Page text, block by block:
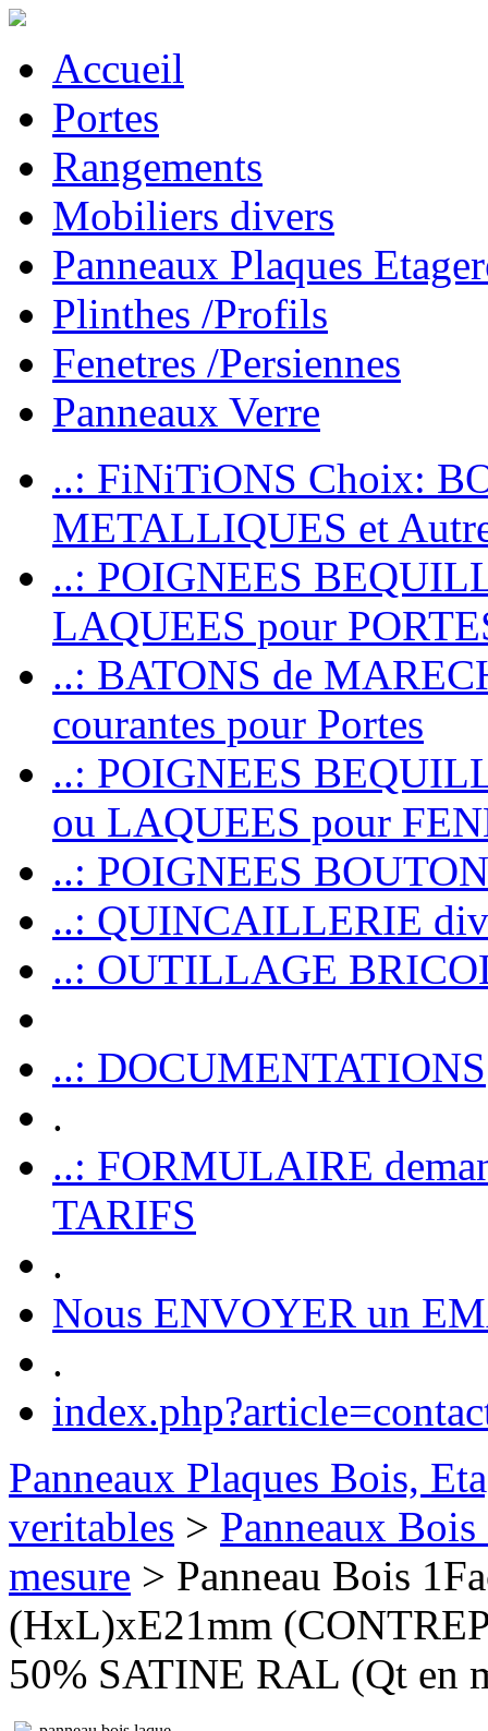
Accueil
Portes
Rangements
Mobiliers divers
Panneaux Plaques
Plinthes /Profils
Fenetres /Persiennes
Panneaux Verre
..: FiNiTiONS Choix:
METALLIQUES et
..: POIGNEES
LAQUEES pour
..: BATONS de
courantes pour Portes
..: POIGNEES
ou LAQUEES pour
..: POIGNEES
..: QUINCAILLERIE
..: OUTILLAGE
..: DOCUMENTATIONS
.
..: FORMULAIRE
TARIFS
.
Nous ENVOYER un
.
Panneaux Plaques Bois,
veritables > Panneaux
mesure > Panneau Bois
(HxL)xE21mm
50% SATINE RAL (Qt en